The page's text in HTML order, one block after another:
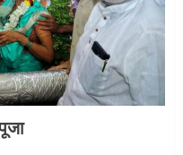
महापूजेचा मान